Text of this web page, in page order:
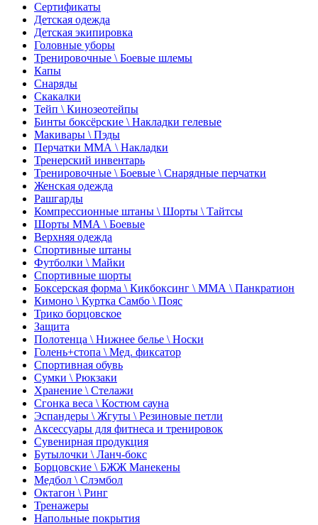
Сертификаты
Детская одежда
Детская экипировка
Головные уборы
Тренировочные \ Боевые шлемы
Капы
Снаряды
Скакалки
Тейп \ Кинозеотейпы
Бинты боксёрские \ Накладки гелевые
Макивары \ Пэды
Перчатки ММА \ Накладки
Тренерский инвентарь
Тренировочные \ Боевые \ Снарядные перчатки
Женская одежда
Рашгарды
Компрессионные штаны \ Шорты \ Тайтсы
Шорты ММА \ Боевые
Верхняя одежда
Спортивные штаны
Футболки \ Майки
Спортивные шорты
Боксерская форма \ Кикбоксинг \ ММА \ Панкратион
Кимоно \ Куртка Самбо \ Пояс
Трико борцовское
Защита
Полотенца \ Нижнее белье \ Носки
Голень+стопа \ Мед. фиксатор
Спортивная обувь
Сумки \ Рюкзаки
Хранение \ Стелажи
Сгонка веса \ Костюм сауна
Эспандеры \ Жгуты \ Резиновые петли
Аксессуары для фитнеса и тренировок
Сувенирная продукция
Бутылочки \ Ланч-бокс
Борцовские \ БЖЖ Манекены
Медбол \ Слэмбол
Октагон \ Ринг
Тренажеры
Напольные покрытия